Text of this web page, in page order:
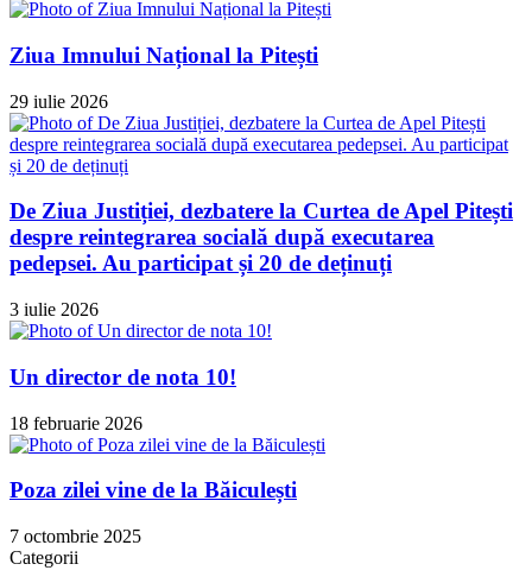
Ziua Imnului Național la Pitești
29 iulie 2026
De Ziua Justiției, dezbatere la Curtea de Apel Pitești
despre reintegrarea socială după executarea
pedepsei. Au participat și 20 de deținuți
3 iulie 2026
Un director de nota 10!
18 februarie 2026
Poza zilei vine de la Băiculești
7 octombrie 2025
Categorii